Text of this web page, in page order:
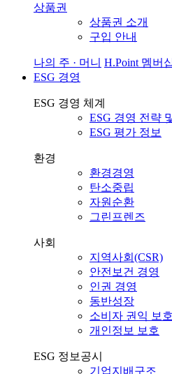
상품권
상품권 소개
구입 안내
나의 주 · 머니 H.Point 멤버
ESG 경영
ESG 경영 체계
ESG 경영 전략
ESG 평가 정보
환경
환경경영
탄소중립
자원순환
그린프렌즈
사회
지역사회(CSR)
안전보건 경영
인권 경영
동반성장
소비자 권익 보호
개인정보 보호
ESG 정보공시
기업지배구조